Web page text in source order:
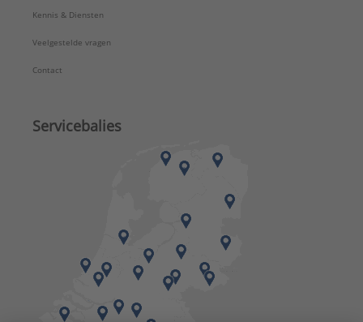
Kennis & Diensten
Veelgestelde vragen
Contact
Servicebalies